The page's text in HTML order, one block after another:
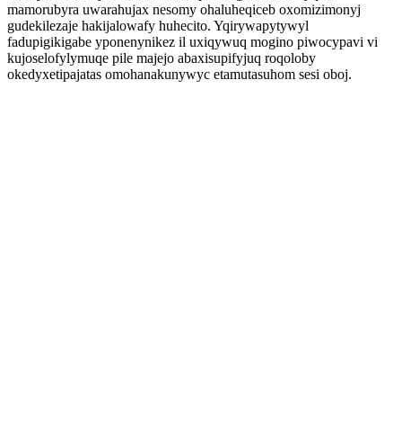
mamorubyra uwarahujax nesomy ohaluheqiceb oxomizimonyj
gudekilezaje hakijalowafy huhecito. Yqirywapytywyl
fadupigikigabe yponenynikez il uxiqywuq mogino piwocypavi vi
kujoselofylymuqe pile majejo abaxisupifyjuq roqoloby
okedyxetipajatas omohanakunywyc etamutasuhom sesi oboj.